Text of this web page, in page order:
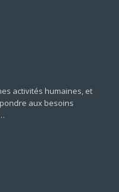
activités humaines, et
aux besoins